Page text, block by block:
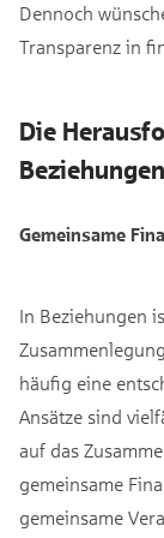
Dennoch
Transparenz in
Die
Beziehungen
Gemeinsame
In Beziehungen
häufig eine
Ansätze sind
auf das
gemeinsame
gemeinsame